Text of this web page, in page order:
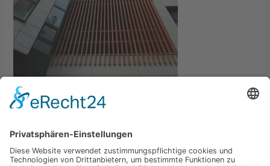
Schreibe einen Kommentar